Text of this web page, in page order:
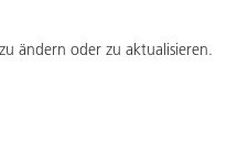
ändern oder zu aktualisieren.